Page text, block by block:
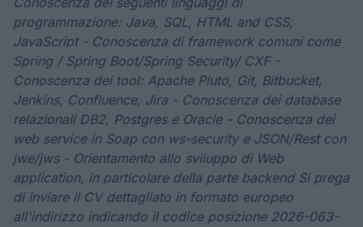
programmazione: Java, SQL, HTML and CSS,
JavaScript - Conoscenza di framework comuni come
Spring / Spring Boot/Spring Security/ CXF -
Conoscenza dei tool: Apache Pluto, Git, Bitbucket,
Jenkins, Confluence, Jira - Conoscenza dei database
relazionali DB2, Postgres e Oracle - Conoscenza dei
web service in Soap con ws-security e JSON/Rest con
jwe/jws - Orientamento allo sviluppo di Web
application, in particolare della parte backend Si prega
di inviare il CV dettagliato in formato europeo
all'indirizzo indicando il codice posizione 2026-063-